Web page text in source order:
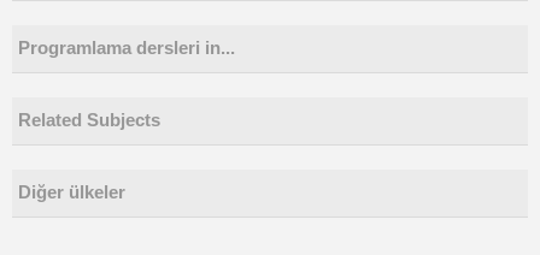
Programlama dersleri in...
Related Subjects
Diğer ülkeler